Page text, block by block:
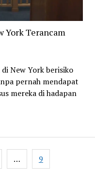
York Terancam
New York berisiko
pernah mendapat
mereka di hadapan
… 9